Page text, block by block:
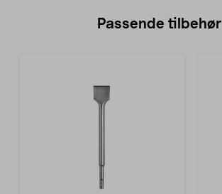
Passende tilbehør